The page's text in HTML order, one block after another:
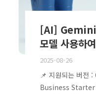
[AI] Gemini
모델 사용하
2025-08-26
📌 지원되는 버전
Business